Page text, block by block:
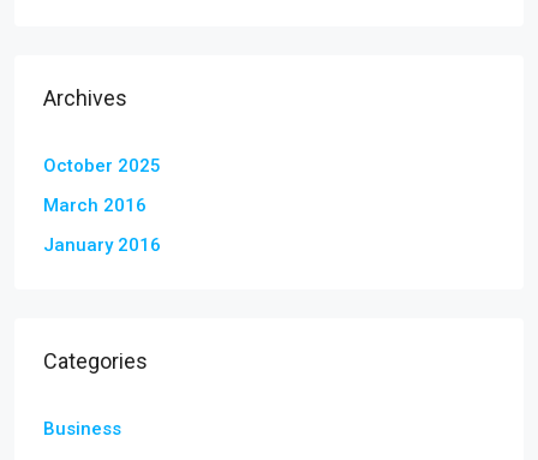
Archives
October 2025
March 2016
January 2016
Categories
Business